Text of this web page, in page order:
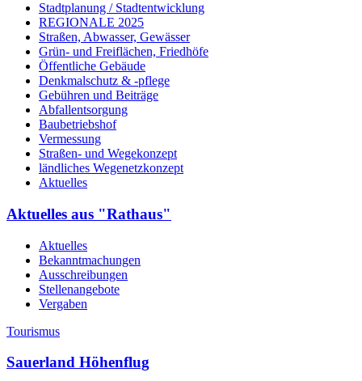
Stadtplanung / Stadtentwicklung
REGIONALE 2025
Straßen, Abwasser, Gewässer
Grün- und Freiflächen, Friedhöfe
Öffentliche Gebäude
Denkmalschutz & -pflege
Gebühren und Beiträge
Abfallentsorgung
Baubetriebshof
Vermessung
Straßen- und Wegekonzept
ländliches Wegenetzkonzept
Aktuelles
Aktuelles aus "Rathaus"
Aktuelles
Bekanntmachungen
Ausschreibungen
Stellenangebote
Vergaben
Tourismus
Sauerland Höhenflug